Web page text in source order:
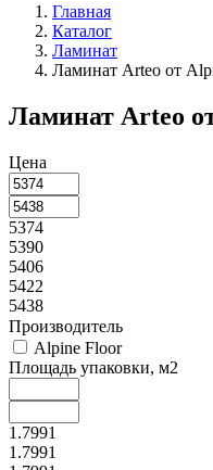
Главная
Каталог
Ламинат
Ламинат Arteo от
Ламинат Arteo
Цена
5374
5390
5406
5422
5438
Производитель
Alpine Floor
Площадь упаковки, м2
1.7991
1.7991